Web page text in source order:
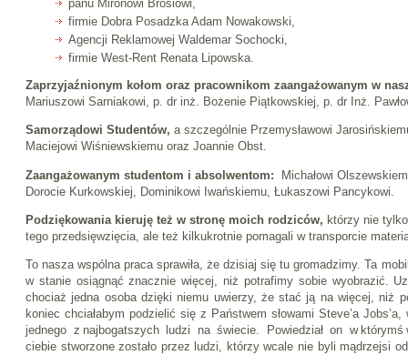
panu Mironowi Brosiowi,
firmie Dobra Posadzka Adam Nowakowski,
Agencji Reklamowej Waldemar Sochocki,
firmie West-Rent Renata Lipowska.
Zaprzyjaźnionym kołom oraz pracownikom zaangażowanym w
Mariuszowi Sarniakowi, p. dr inż. Bożenie Piątkowskiej, p. dr Inż.
Samorządowi Studentów, a szczególnie Przemysławowi
Maciejowi Wiśniewskiemu oraz Joannie Obst.
Zaangażowanym studentom i absolwentom: Michałowi
Dorocie Kurkowskiej, Dominikowi Iwańskiemu, Łukaszowi Pancykowi.
Podziękowania kieruję też w stronę moich rodziców, którzy nie
tego przedsięwzięcia, ale też kilkukrotnie pomagali w transporcie
To nasza wspólna praca sprawiła, że dzisiaj się tu gromadzimy. Ta
w stanie osiągnąć znacznie więcej, niż potrafimy sobie wyobrazić.
chociaż jedna osoba dzięki niemu uwierzy, że stać ją na więcej, niż
koniec chciałabym podzielić się z Państwem słowami Steve’a Jobs’a,
jednego z najbogatszych ludzi na świecie. Powiedział on w którymś
ciebie stworzone zostało przez ludzi, którzy wcale nie byli mądrzejsi